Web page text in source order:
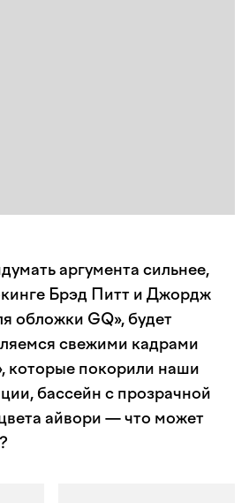
аргумента сильнее,
Брэд Питт и Джордж
обложки GQ», будет
свежими кадрами
которые покорили наши
бассейн с прозрачной
айвори — что может